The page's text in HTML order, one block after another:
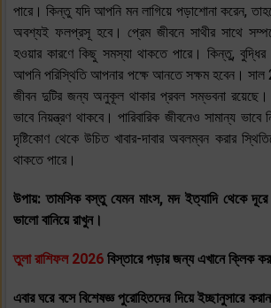
পারে। কিন্তু যদি আপনি মন লাগিয়ে পড়াশোনা করেন,
অবশ্যই ফলপ্রসূ হবে। প্রেম জীবনে সাথীর সাথে
হওয়ার কারণে কিছু সমস্যা থাকতে পারে। কিন্তু,
আপনি পরিস্থিতি আপনার পক্ষে আনতে সক্ষম হবেন। সাল
জীবন দুটির জন্য অনুকূল থাকার প্রবল সম্ভবনা রয়েছে।
ভাবে নিয়ন্ত্রণ থাকবে। পারিবারিক জীবনেও সামান্য ভাবে
দৃষ্টিকোণ থেকে উচিত খাবার-দাবার অবলম্বন করার
থাকতে পারে।
উপায়: তামসিক বস্তু যেমন মাংস, মদ ইত্যাদি থেকে
ভালো বানিয়ে রাখুন।
তুলারাশিফল 2026 বিস্তারে পড়ার জন্য এখানে ক্লিক
এবার ঘরে বসে বিশেষজ্ঞ পুরোহিতদের দিয়ে ইচ্ছানুসারে করান